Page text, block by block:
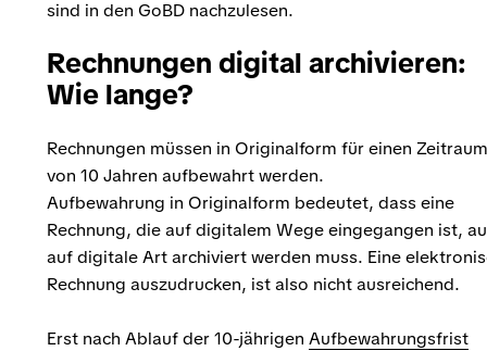
sind in den GoBD nachzulesen.
Rechnungen digital archivieren:
Wie lange?
Rechnungen müssen in Originalform für einen Zeitraum
von 10 Jahren aufbewahrt werden.
Aufbewahrung in Originalform bedeutet, dass eine
Rechnung, die auf digitalem Wege eingegangen ist,
auf digitale Art archiviert werden muss. Eine
Rechnung auszudrucken, ist also nicht ausreichend.
Erst nach Ablauf der 10-jährigen Aufbewahrungsfrist